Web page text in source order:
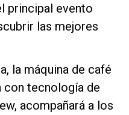
principal evento
las mejores
la máquina de café
con tecnología de
acompañará a los